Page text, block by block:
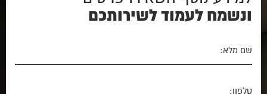
ונשמח לעמוד לשירותכם